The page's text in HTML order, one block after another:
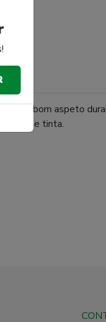
o seu bom aspeto
filme de tinta.